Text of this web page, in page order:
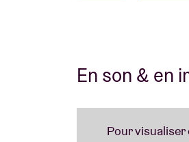
En son & en